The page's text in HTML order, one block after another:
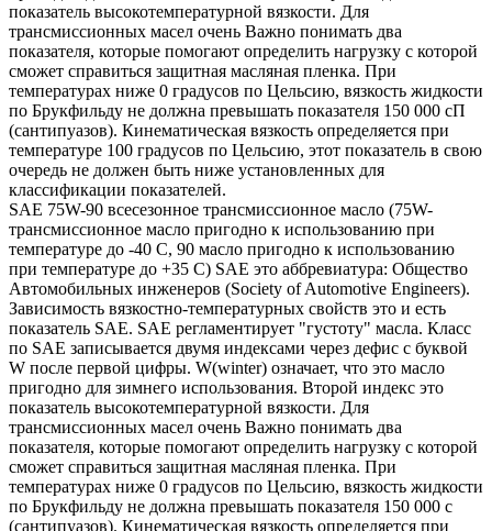
показатель высокотемпературной вязкости. Для
трансмиссионных масел очень Важно понимать два
показателя, которые помогают определить нагрузку с которой
сможет справиться защитная масляная пленка. При
температурах ниже 0 градусов по Цельсию, вязкость жидкости
по Брукфильду не должна превышать показателя 150 000 сП
(сантипуазов). Кинематическая вязкость определяется при
температуре 100 градусов по Цельсию, этот показатель в свою
очередь не должен быть ниже установленных для
классификации показателей.
SAE 75W-90 всесезонное трансмиссионное масло (75W-
трансмиссионное масло пригодно к использованию при
температуре до -40 С, 90 масло пригодно к использованию
при температуре до +35 С) SAE это аббревиатура: Общество
Автомобильных инженеров (Society of Automotive Engineers).
Зависимость вязкостно-температурных свойств это и есть
показатель SAE. SAE регламентирует "густоту" масла. Класс
по SAE записывается двумя индексами через дефис с буквой
W после первой цифры. W(winter) означает, что это масло
пригодно для зимнего использования. Второй индекс это
показатель высокотемпературной вязкости. Для
трансмиссионных масел очень Важно понимать два
показателя, которые помогают определить нагрузку с которой
сможет справиться защитная масляная пленка. При
температурах ниже 0 градусов по Цельсию, вязкость жидкости
по Брукфильду не должна превышать показателя 150 000 с
(сантипуазов). Кинематическая вязкость определяется при